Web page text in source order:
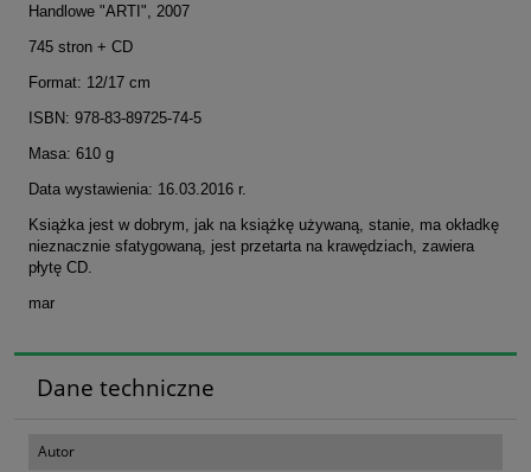
Handlowe "ARTI", 2007
745 stron + CD
Format: 12/17 cm
ISBN: 978-83-89725-74-5
Masa: 610 g
Data wystawienia: 16.03.2016 r.
Książka jest w dobrym, jak na książkę używaną, stanie, ma okładkę
nieznacznie sfatygowaną, jest przetarta na krawędziach, zawiera
płytę CD.
mar
Dane techniczne
Autor